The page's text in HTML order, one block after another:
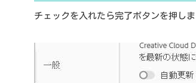
チェックを入れたら完了ボタンを押しま